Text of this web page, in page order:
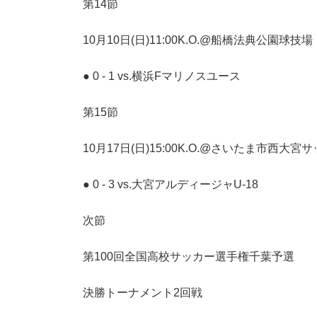
第14節
10月10日(日)11:00K.O.@船橋法典公園球技場
● 0 - 1 vs.横浜Fマリノスユース
第15節
10月17日(日)15:00K.O.@さいたま市西大宮サ
● 0 - 3 vs.大宮アルディージャU-18
次節
第100回全国高校サッカー選手権千葉予選
決勝トーナメント2回戦